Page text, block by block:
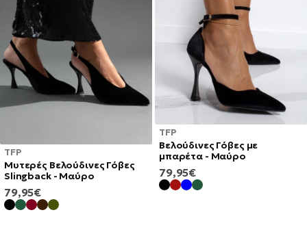
TFP
Μυτερές Βελούδινες Γόβες
Slingback - Μαύρο
ΚΑΝΟΝΙΚΉ
ΤΙΜΉ
79,95€
TFP
Βελούδινες Γόβες με
μπαρέτα - Μαύρο
ΚΑΝΟΝΙΚΉ
ΤΙΜΉ
79,95€